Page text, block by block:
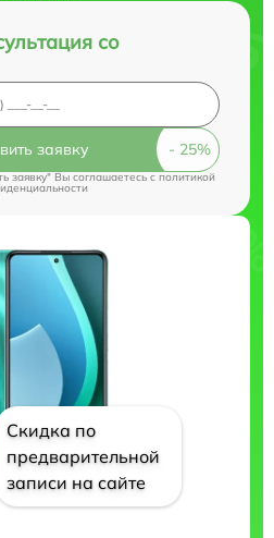
со
заявку
заявку" Вы соглашаетесь cполитикой
Скидка по
предварительной
записи на сайте